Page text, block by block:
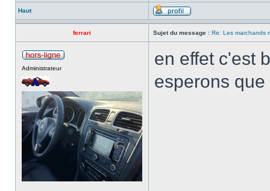
Haut
ferrari Sujet du message : Re: Les marchands
Administrateur
en effet c'est
esperons